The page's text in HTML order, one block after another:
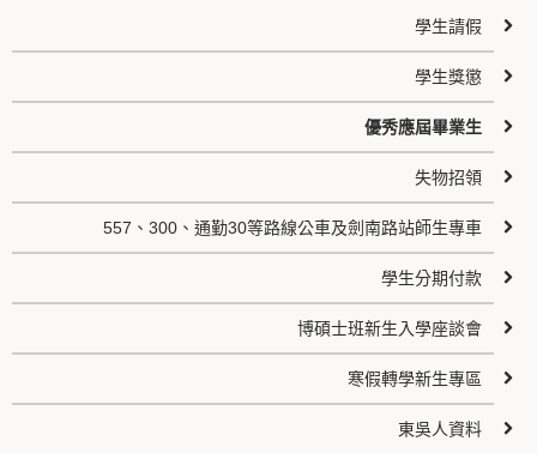
學生請假
學生獎懲
優秀應屆畢業生
失物招領
557、300、通勤30等路線公車及劍南路站師生專車
學生分期付款
博碩士班新生入學座談會
寒假轉學新生專區
東吳人資料